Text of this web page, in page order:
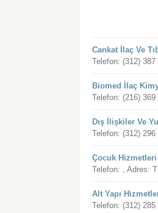
Cankat İlaç Ve
Telefon: (312)
Biomed İlaç
Telefon: (216)
Dış İlişkiler Ve
Telefon: (312)
Çocuk
Telefon: , Adres:
Alt Yapı
Telefon: (312)